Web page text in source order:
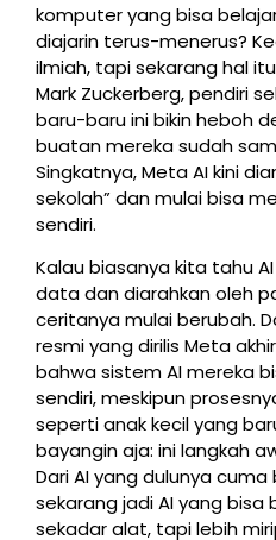
komputer yang bisa
diajarin terus-menerus?
ilmiah, tapi sekarang hal
Mark Zuckerberg, pendiri
baru-baru ini bikin heboh
buatan mereka sudah
Singkatnya, Meta AI kini
sekolah” dan mulai bisa
sendiri.
Kalau biasanya kita tahu
data dan diarahkan oleh
ceritanya mulai berubah.
resmi yang dirilis Meta
bahwa sistem AI mereka
sendiri, meskipun
seperti anak kecil yang
bayangin aja: ini langkah
Dari AI yang dulunya
sekarang jadi AI yang bisa
sekadar alat, tapi lebih